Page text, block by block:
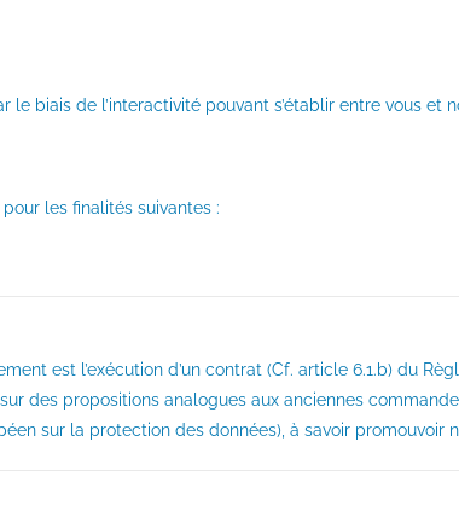
biais de l’interactivité pouvant s’établir entre vous et
les finalités suivantes :
est l’exécution d’un contrat (Cf. article 6.1.b) du
des propositions analogues aux anciennes
sur la protection des données), à savoir promouvoir